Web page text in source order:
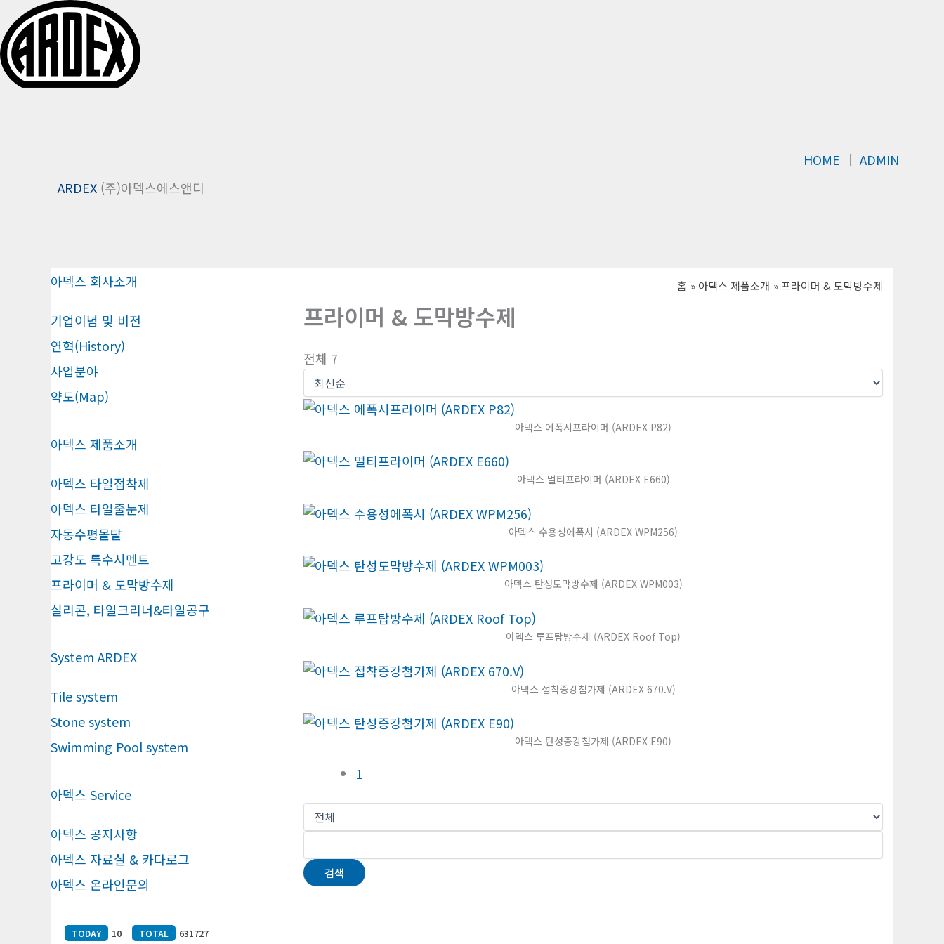
HOME │ ADMIN
ARDEX (주)아덱스에스앤디
아덱스 회사소개
기업이념 및 비전
연혁(History)
사업분야
약도(Map)
아덱스 제품소개
아덱스 타일접착제
아덱스 타일줄눈제
자동수평몰탈
고강도 특수시멘트
프라이머 & 도막방수제
실리콘, 타일크리너&타일공구
System ARDEX
Tile system
Stone system
Swimming Pool system
아덱스 Service
아덱스 공지사항
아덱스 자료실 & 카다로그
아덱스 온라인문의
TODAY 10 TOTAL 631727
홈 아덱스 제품소개 프라이머 & 도막방수제
프라이머 & 도막방수제
전체 7
아덱스 에폭시프라이머 (ARDEX P82)
아덱스 멀티프라이머 (ARDEX E660)
아덱스 수용성에폭시 (ARDEX WPM256)
아덱스 탄성도막방수제 (ARDEX WPM003)
아덱스 루프탑방수제 (ARDEX Roof Top)
아덱스 접착증강첨가제 (ARDEX 670.V)
아덱스 탄성증강첨가제 (ARDEX E90)
1
검색